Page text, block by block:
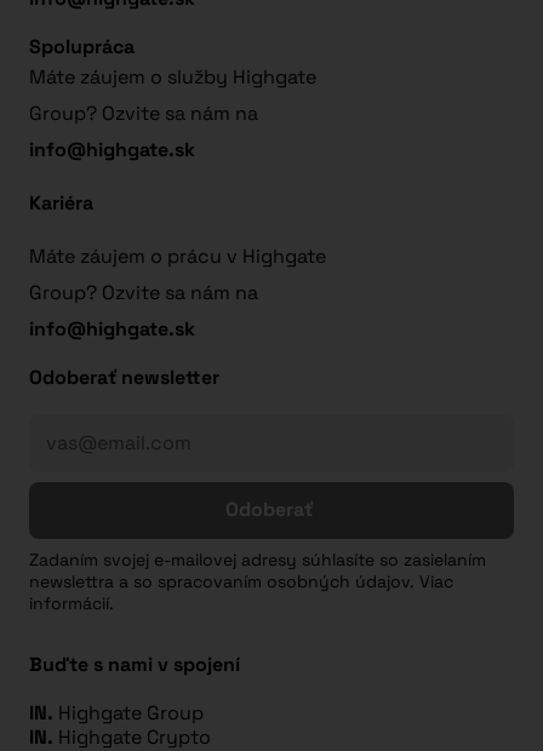
Spolupráca
Máte záujem o služby Highgate
Group? Ozvite sa nám na
info@highgate.sk
Kariéra
Máte záujem o prácu v Highgate
Group? Ozvite sa nám na
info@highgate.sk
Odoberať newsletter
Odoberať
Zadaním svojej e-mailovej adresy súhlasíte so zasielaním
newslettra a so spracovaním osobných údajov. Viac
informácií.
Buďte s nami v spojení
IN. Highgate Group
IN. Highgate Crypto